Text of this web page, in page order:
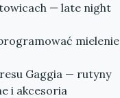
— late night
mielenie
Gaggia — rutyny
i akcesoria